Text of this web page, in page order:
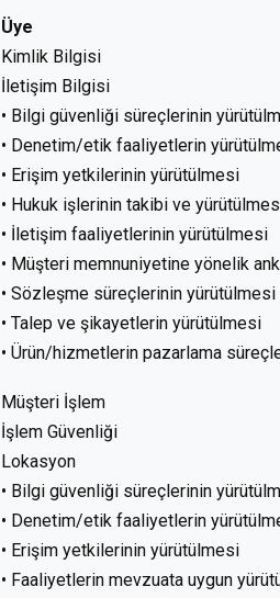
Üye
Kimlik Bilgisi
İletişim Bilgisi
• Bilgi güvenliği süreçlerinin
• Denetim/etik faaliyetlerin
• Erişim yetkilerinin yürütülmesi
• Hukuk işlerinin takibi ve
• İletişim faaliyetlerinin yürütülmesi
• Müşteri memnuniyetine yönelik
• Sözleşme süreçlerinin yürütülmesi
• Talep ve şikayetlerin yürütülmesi
• Ürün/hizmetlerin pazarlama
Müşteri İşlem
İşlem Güvenliği
Lokasyon
• Bilgi güvenliği süreçlerinin
• Denetim/etik faaliyetlerin
• Erişim yetkilerinin yürütülmesi
• Faaliyetlerin mevzuata uygun